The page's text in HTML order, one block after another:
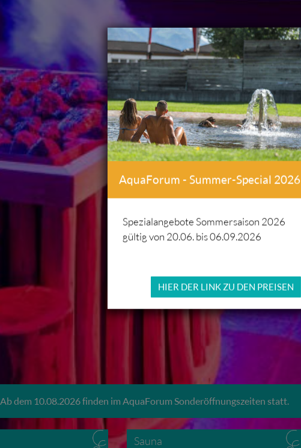
Ab dem 10.08.2026 finden im AquaForum Sonderöffnungszeiten statt.
Sauna
AquaForum - Summer-Special 2026
Spezialangebote Sommersaison 2026
gültig von 20.06. bis 06.09.2026
HIER DER LINK ZU DEN PREISEN